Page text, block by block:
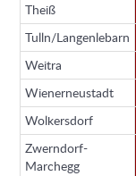
Theiß
Tulln/Langenlebarn
Weitra
Wienerneustadt
Wolkersdorf
Zwerndorf-
Marchegg